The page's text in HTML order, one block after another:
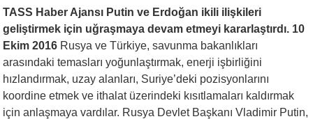
TASS Haber Ajansı Putin ve Erdoğan ikili ilişkileri
geliştirmek için uğraşmaya devam etmeyi kararlaştırdı. 10
Ekim 2016 Rusya ve Türkiye, savunma bakanlıkları
arasındaki temasları yoğunlaştırmak, enerji işbirliğini
hızlandırmak, uzay alanları, Suriye’deki pozisyonlarını
koordine etmek ve ithalat üzerindeki kısıtlamaları kaldırmak
için anlaşmaya vardılar. Rusya Devlet Başkanı Vladimir Putin,